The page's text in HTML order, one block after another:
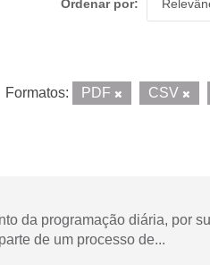
Ordenar por
Formatos: PDF CSV
da programação diária, por
de um processo de...